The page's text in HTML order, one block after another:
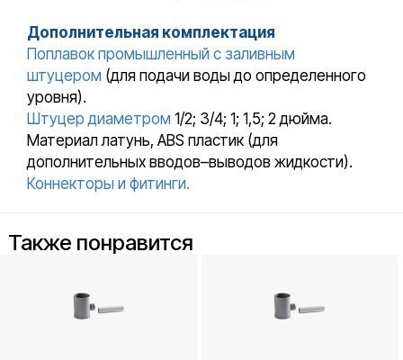
Дополнительная комплектация
Поплавок промышленный с заливным
штуцером (для подачи воды до определенного
уровня).
Штуцер диаметром 1/2; 3/4; 1; 1,5; 2 дюйма.
Материал латунь, ABS пластик (для
дополнительных вводов–выводов жидкости).
Коннекторы и фитинги.
Также понравится